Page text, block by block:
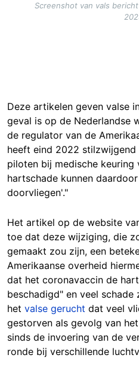
Screenshot van vals
Deze artikelen geven valse
geval is op de Nederlandse
de regulator van de
heeft eind 2022
piloten bij medische keuring
hartschade kunnen
doorvliegen'."
Het artikel op de website
toe dat deze wijziging, die
gemaakt zou zijn, een
Amerikaanse overheid
dat het coronavaccin de
beschadigd" en veel
het valse gerucht dat veel
gestorven als gevolg van
sinds de invoering van de
ronde bij verschillende